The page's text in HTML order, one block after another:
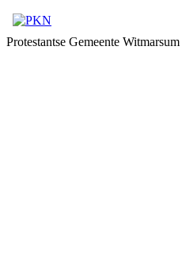
Protestantse Gemeente Witmarsum